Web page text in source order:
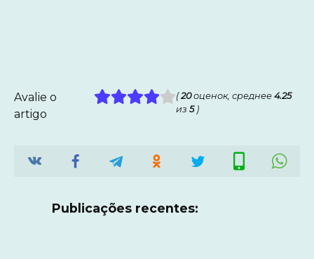
Avalie o
artigo
(20оценок, среднее4.25
из5)
Publicações recentes: